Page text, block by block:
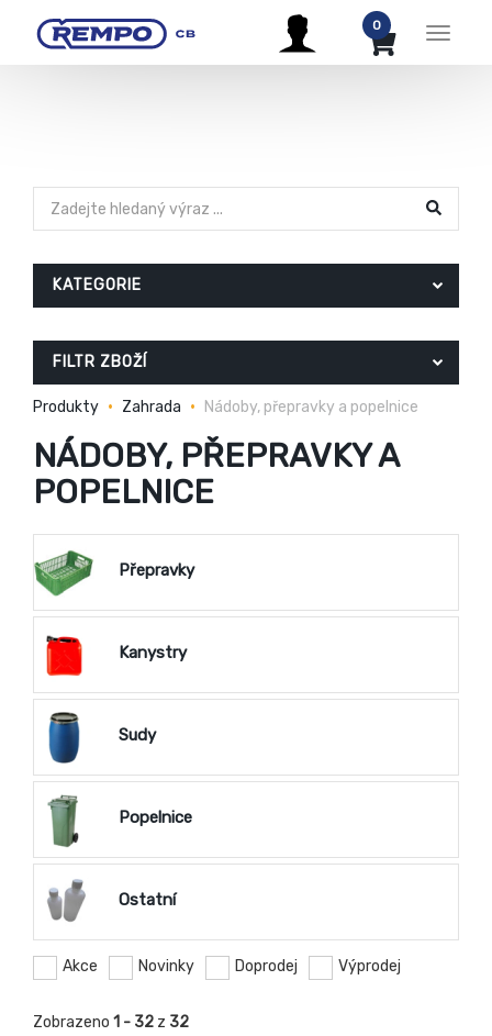
Menu
0
KATEGORIE
FILTR ZBOŽÍ
Produkty Zahrada Nádoby, přepravky a popelnice
NÁDOBY, PŘEPRAVKY A
POPELNICE
Přepravky
Kanystry
Sudy
Popelnice
Ostatní
Akce Novinky Doprodej Výprodej
Zobrazeno 1 - 32 z 32